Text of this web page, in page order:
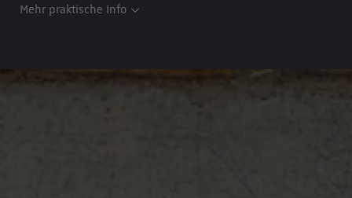
Mehr praktische Info